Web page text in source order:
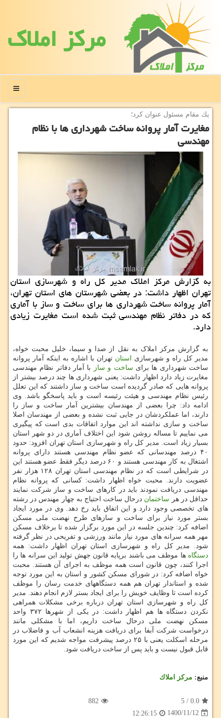
مركز املاك
منو
یك مقام مسئول عنوان كرد؛
مغایرت آمار پروانه ساخت شهرداری ها با نظام
مهندسی
به گزارش مرکز املاک مدیر کل راه و شهرسازی استان
تهران اظهار داشت: در بعضی شهرستان های استان تهران،
آمار پروانه ساخت شهرداری ها برای ساخت و ساز با آماری
که در دفاتر نظام مهندسی ثبت شده است مغایرت زیادی
دارد.
به گزارش مرکز املاک به نقل از صدا و سیما، خلیل محبت خواه،
مدیر کل راه و شهرسازی
استان تهران با اشاره به اینکه آمار پروانه
ساخت شهرداری ها برای ساخت و ساز
با آمار دفاتر نظام مهندسی
مغایرت زیاد دارد اظهار داشت: یعنی شهرداری ها چند درصد بیشتر از
پروانه هایی که صادر گردیده است ساخت و ساز داشتند که این تعلل
رئیس نظام مهندسی و هیئت رئیسه است و باید پاسخگو باشد. وی
ادامه داد: چرا بعضی از مهندسان بیشترین آمار ساخت و ساز را
دارند، اما عملکردشان در جایی ثبت نشده و بعضی از مهندسان اصلا
ساخت و سازی نداشته اند این موارد اتفاقات بدی است که پیگیری
می نماییم تا مساله روشن شود این اختلاف آماری در دو شهر استان
بسیار زیاد است. مدیر کل راه و شهرسازی استان تهران افزود: حدود
۴۰ درصد مهندسانی که عضو نظام مهندسی هستند دارای پروانه
اشتغال به کار مهندسی هستند و ۶۰ درصد دیگر فقط عضو هستند این
در شرایطی است که در نظام مهندسی استان تهران ۱۲۸ هزار نفر
عضویت دارند. محبت خواه اظهار داشت: کسانی که پروانه نظام
مهندسی دریافت نمودند باید در کارهای ساخت و ساز شرکت نمایند
حداقل در هر ساختمان درحال ساخت احتیاج به چهار مهندس در رشته
های تخصصی وجود دارد و این اتفاق باید رخ دهد. وی در مورد ایجاد
بستر مورد نیاز برای ساخت و سازهای طرح نهضت ملی مسکن
اضافه کرد: چندین جلسه در این مورد برگزار شده تا برخلاف مسکن
مهر همه سرانه های مورد نیاز مانند ورزشی و تفریحی در نظر گرفته
شود. مدیر کل راه و شهرسازی استان تهران اظهار داشت: همه
دستگاه ها موظف می باشند برپایه قانون جهش تولید این سرانه ها را
اجرا کنند، چون قانون است همه موظف به اجرای آن هستند. محبت
خواه اضافه کرد: در شورای مسکن کشور و استان به این مورد توجه
شده و استاندار تهران هم همه دستگاههای خدمت رسان را موظف
کرده است تا وظایف خویش را برای ایجاد بستر لازم انجام دهند. مدیر
کل راه و شهرسازی استان تهران درباره برخی مشکلات همراهی
نکردن دستگاه ها هم اظهار داشت: در یکی از شهرها ۳۷۲ واحد
مسکن نهضت ملی درحال ساخت داریم، اما با مشکلی مانند
درخواست شرکت آبفا برای دریافت هزینه انشعاب آب و فاضلاب در
مرحله اسکلت یعنی با ۲۵ درصد پیشرفت مواجه شدیم که این مورد
قابل قبول نیست و باید پس از ساخت دریافت شود.
منبع: مركز املاك
0.0
/
5
882
1400/11/12
12:26:15